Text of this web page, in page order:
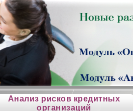
Анализ рисков кредитных
организаций